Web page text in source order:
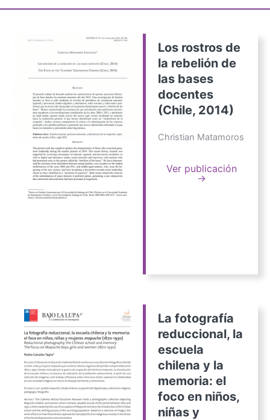
Los rostros de
la rebelión de
las bases
docentes
(Chile, 2014)
Christian Matamoros
Ver publicación
→
La fotografía
reduccional, la
escuela
chilena y la
memoria: el
foco en niños,
niñas y